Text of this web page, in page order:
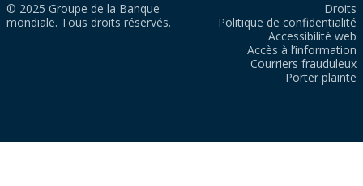
© 2025 Groupe de la Banque
mondiale. Tous droits réservés.
Droits
Politique de confidentialité
Accessibilité web
Accès à l’information
Courriers frauduleux
Porter plainte